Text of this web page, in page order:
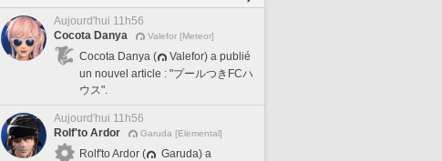
Aujourd'hui 11h56
Cocota Danya
Valefor [Meteor]
Cocota Danya (
Valefor) a publié
un nouvel article : "プールつきFCハ
ウス".
Aujourd'hui 11h56
Rolf'to Ardor
Garuda [Elemental]
Rolf'to Ardor (
Garuda) a